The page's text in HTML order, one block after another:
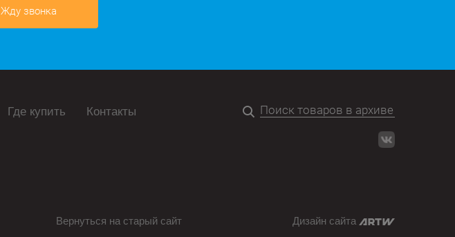
Жду звонка
Где купить Контакты
Вернуться на старый сайт Дизайн сайта